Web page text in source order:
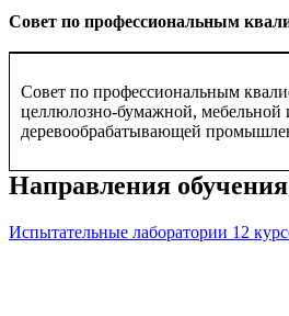
Совет по профессиональным
Совет по профессиональным
целлюлозно-бумажной, мебельной
деревообрабатывающей
Направления обучения
Испытательные лаборатории 12